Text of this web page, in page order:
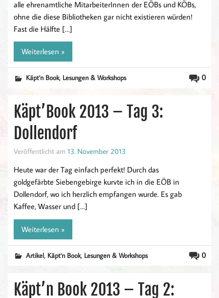
alle ehrenamtliche MitarbeiterInnen der EÖBs und KÖBs,
ohne die diese Bibliotheken gar nicht existieren würden!
Fast die Hälfte […]
Weiterlesen »
0
Käpt'n Book, Lesungen & Workshops
Käpt’Book 2013 – Tag 3:
Dollendorf
Veröffentlicht am 13. November 2013
Heute war der Tag einfach perfekt! Durch das
goldgefärbte Siebengebirge kurvte ich in die EÖB in
Dollendorf, wo ich herzlich empfangen wurde. Es gab
Kaffee, Wasser und […]
Weiterlesen »
0
Artikel, Käpt'n Book, Lesungen & Workshops
Käpt’n Book 2013 – Tag 2: